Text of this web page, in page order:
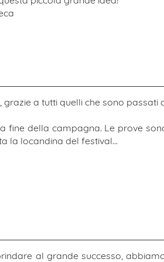
a tutti quelli che sono passati
fine della campagna. Le prove
la locandina del festival...
al grande successo,